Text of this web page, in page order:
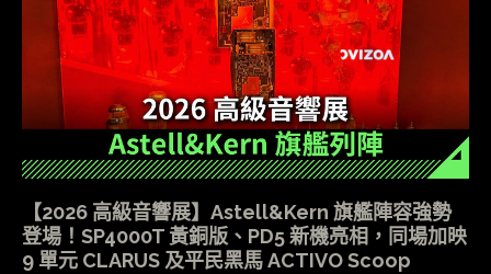
【2026 高級音響展】Astell&Kern 旗艦陣容強勢
登場！SP4000T 黃銅版、PD5 新機亮相，同場加映
9 單元 CLARUS 及平民黑馬 ACTIVO Scoop